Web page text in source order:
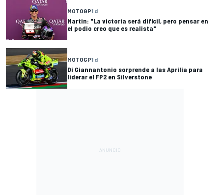
MOTOGP1 d
Martin: "La victoria será difícil, pero pensar en
el podio creo que es realista"
MOTOGP1 d
Di Giannantonio sorprende a las Aprilia para
liderar el FP2 en Silverstone